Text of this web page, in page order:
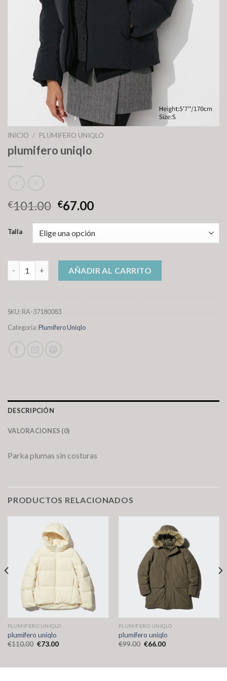
INICIO / PLUMIFERO UNIQLO
plumifero uniqlo
€101.00 €67.00
Talla
plumifero uniqlo cantidadAÑADIR AL CARRITO
SKU:RA-37180083
Categoría:Plumifero Uniqlo
DESCRIPCIÓN
VALORACIONES (0)
Parka plumas sin costuras
PRODUCTOS RELACIONADOS
PLUMIFERO UNIQLO
plumifero uniqlo
€110.00 €73.00
PLUMIFERO UNIQLO
plumifero uniqlo
€99.00 €66.00